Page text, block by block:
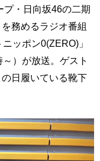
プ・日向坂46の二期
務めるラジオ番組
ッポン0(ZERO)」
）が放送。ゲスト
日履いている靴下